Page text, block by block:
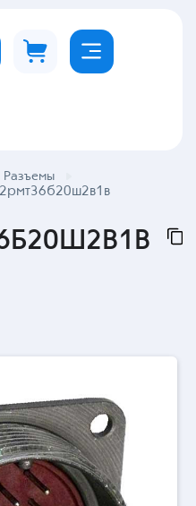
Разъемы
2рмт36б20ш2в1в